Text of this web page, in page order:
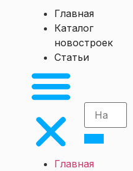
Главная
Каталог
новостроек
Статьи
Главная